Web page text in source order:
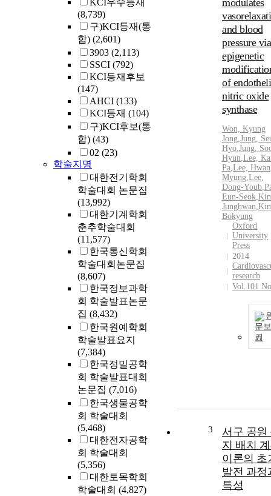
KCI우수등재
(8,739)
구)KCI등재(통
합) (2,601)
3903 (2,113)
SSCI (792)
KCI등재후보
(147)
AHCI (133)
KCI등재 (104)
구)KCI후보(통
합) (43)
02 (23)
학술지명
대한전기학회
학술대회 논문집
(13,992)
대한기계학회
춘추학술대회
(11,577)
한국통신학회
학술대회논문집
(8,607)
한국정보과학
회 학술발표논문
집 (8,432)
한국원예학회
학술발표요지
(7,384)
한국정밀공학
회 학술발표대회
논문집 (7,016)
한국생물공학
회 학술대회
(5,468)
대한전자공학
회 학술대회
(5,356)
대한토목학회
학술대회 (4,827)
modulates
and blood
pressure via
epigenetic
of
nitric oxide
synthase
Won, Kyung
Jong,Jung,
Hyo,Jung,
Hyun,Lee,
Pa,Lee, Hwan
Myung,Lee,
Dong-Youb,
Eun-Seok,
Junghwan,
Bokyung
Oxford
University
Press
2014
research
Vol.101
문보
기
3
서구 공원
지 배치
이론의 초
발전 과정
특성